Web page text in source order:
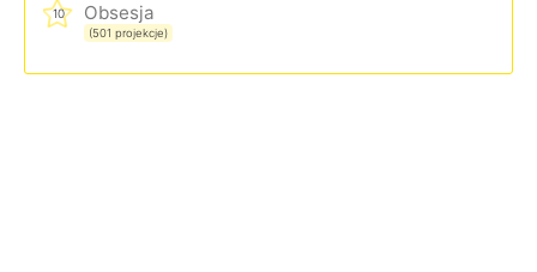
10 Obsesja
(501 projekcje)